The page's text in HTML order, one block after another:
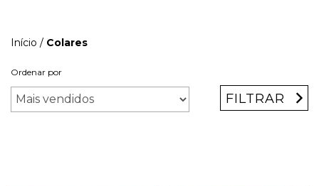
Início / Colares
Ordenar por
FILTRAR